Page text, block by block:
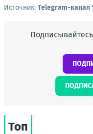
Источник: Telegram-канал
Топ